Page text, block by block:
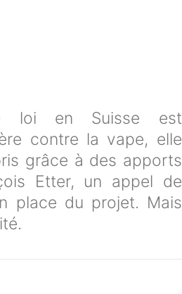
loi en Suisse est
contre la vape, elle
grâce à des apports
Etter, un appel de
place du projet. Mais